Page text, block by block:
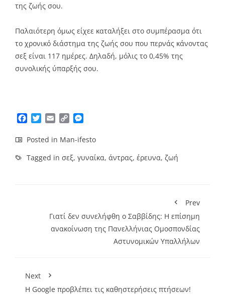
της ζωής σου.
Παλαιότερη όμως είχεε καταλήξει στο συμπέρασμα ότι
το χρονικό διάστημα της ζωής σου που περνάς κάνοντας
σεξ είναι 117 ημέρες. Δηλαδή, μόλις το 0,45% της
συνολικής ύπαρξής σου.
Facebook
TwitterEmailCopy
Posted in Man-ifesto
Tagged in σεξ, γυναίκα, άντρας, έρευνα, ζωή
Prev
Γιατί δεν συνελήφθη ο Σαββίδης: Η επίσημη
ανακοίνωση της Πανελλήνιας Ομοσπονδίας
Αστυνομικών Υπαλλήλων
Next
Η Google προβλέπει τις καθηστερήσεις πτήσεων!